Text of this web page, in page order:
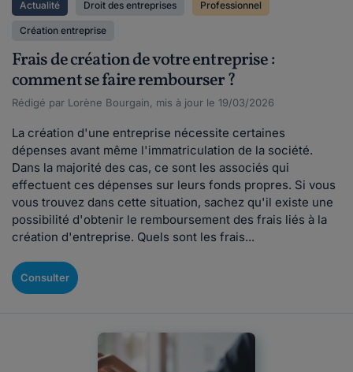
Actualité Droit des entreprises Professionnel
Création entreprise
Frais de création de votre entreprise :
comment se faire rembourser ?
Rédigé par Lorène Bourgain, mis à jour le 19/03/2026
La création d'une entreprise nécessite certaines
dépenses avant même l'immatriculation de la société.
Dans la majorité des cas, ce sont les associés qui
effectuent ces dépenses sur leurs fonds propres. Si vous
vous trouvez dans cette situation, sachez qu'il existe une
possibilité d'obtenir le remboursement des frais liés à la
création d'entreprise. Quels sont les frais...
Consulter